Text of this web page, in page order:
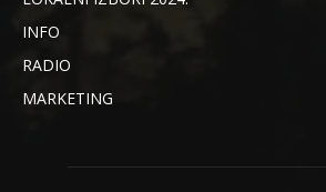
INFO
RADIO
MARKETING